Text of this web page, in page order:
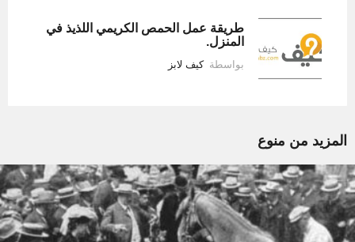
طريقة عمل الحمص الكريمي اللذيذ في
المنزل.
بواسطة كيف لابز
المزيد من منوع